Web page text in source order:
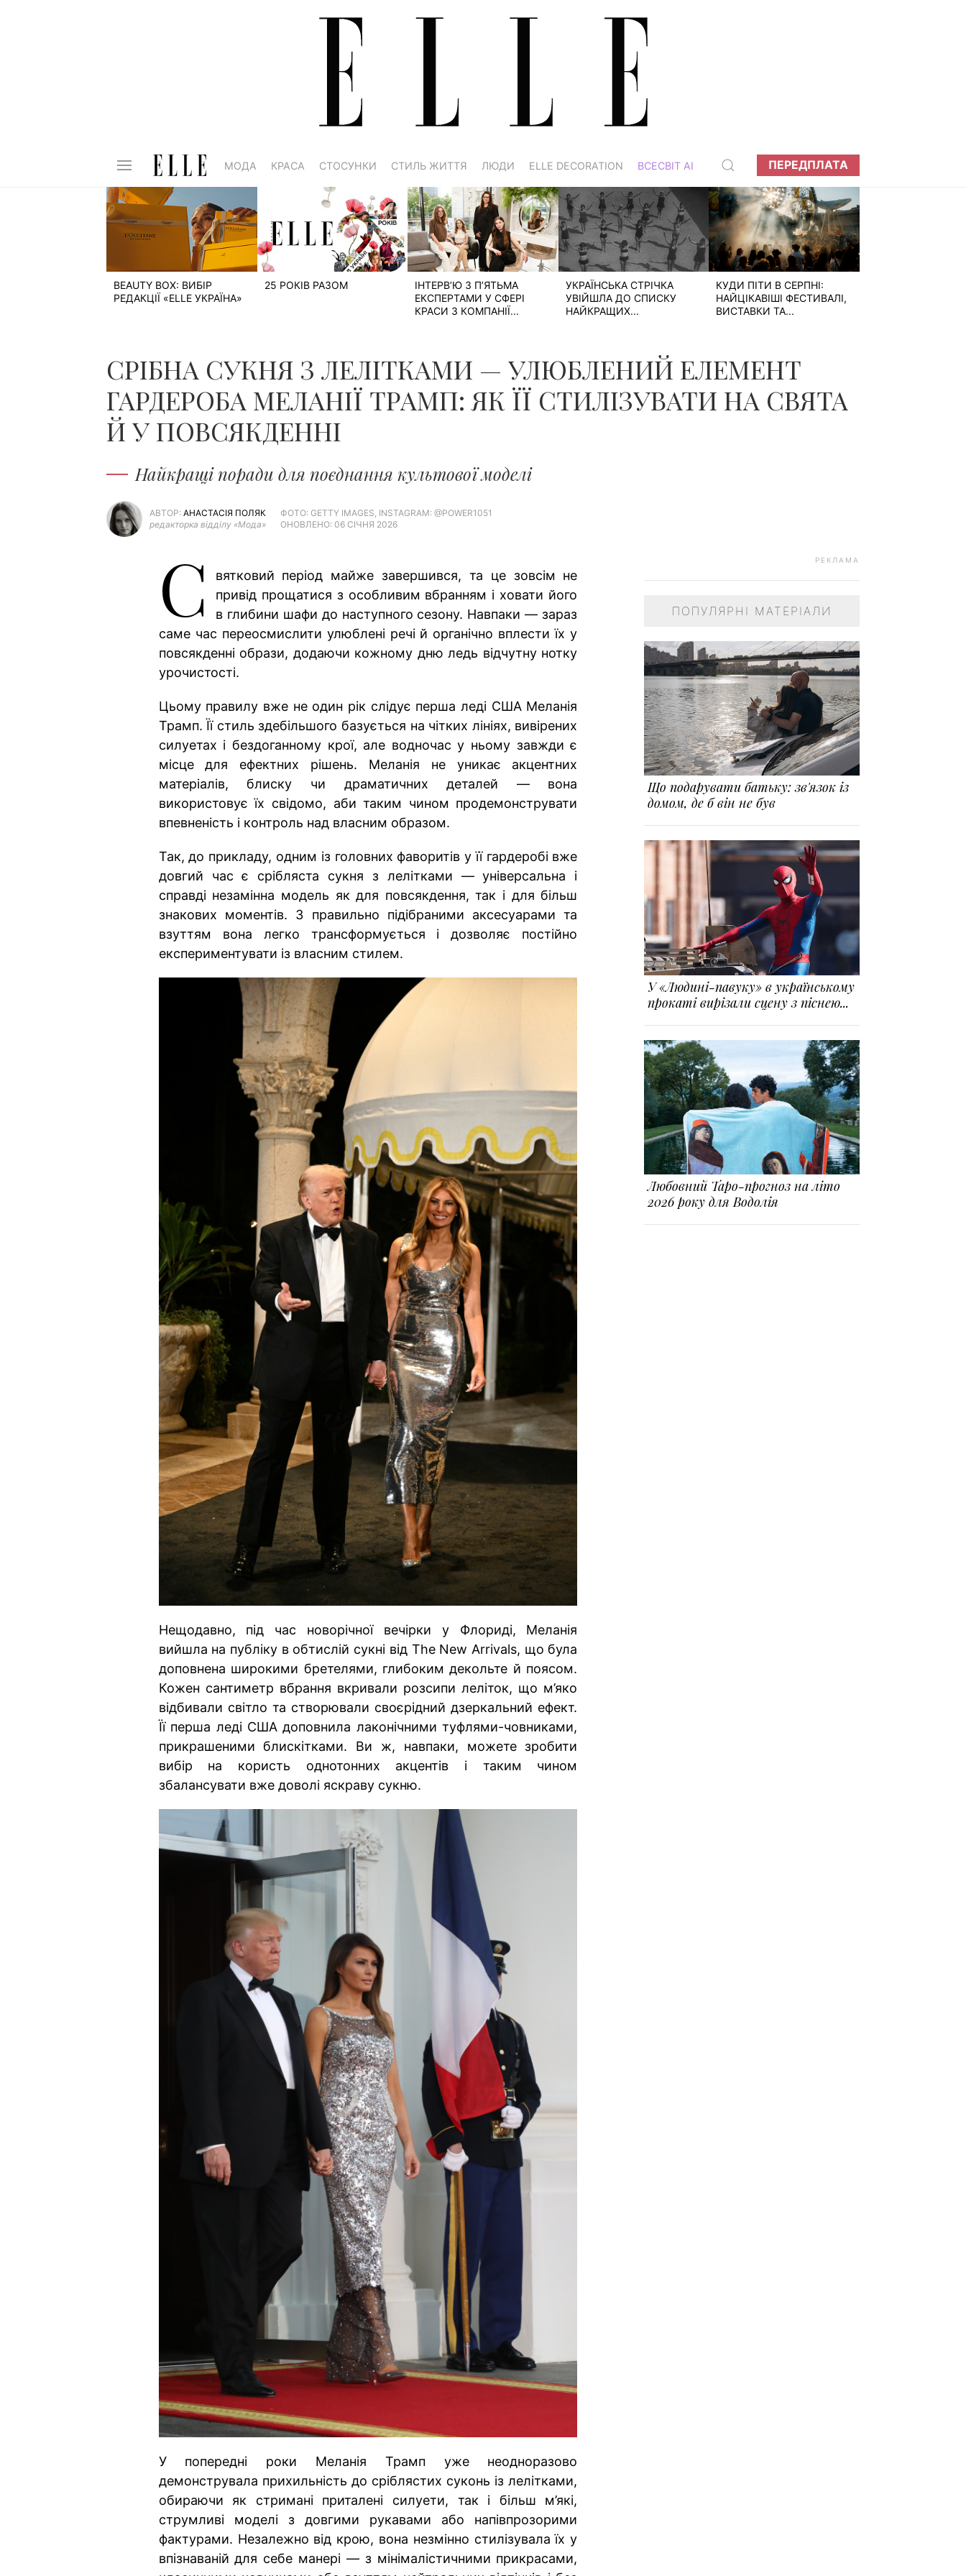
МОДА КРАСА СТОСУНКИ СТИЛЬ ЖИТТЯ ЛЮДИ ELLE DECORATION ВСЕСВІТ АІ ПЕРЕДПЛАТА
BEAUTY BOX: ВИБІР
РЕДАКЦІЇ «ELLE УКРАЇНА»
25 РОКІВ РАЗОМ
ІНТЕРВ’Ю З П’ЯТЬМА
ЕКСПЕРТАМИ У СФЕРІ
КРАСИ З КОМПАНІЇ...
УКРАЇНСЬКА СТРІЧКА
УВІЙШЛА ДО СПИСКУ
НАЙКРАЩИХ...
КУДИ ПІТИ В СЕРПНІ:
НАЙЦІКАВІШІ ФЕСТИВАЛІ,
ВИСТАВКИ ТА...
СРІБНА СУКНЯ З ЛЕЛІТКАМИ — УЛЮБЛЕНИЙ ЕЛЕМЕНТ
ГАРДЕРОБА МЕЛАНІЇ ТРАМП: ЯК ЇЇ СТИЛІЗУВАТИ НА СВЯТА
Й У ПОВСЯКДЕННІ
Найкращі поради для поєднання культової моделі
АВТОР: АНАСТАСІЯ ПОЛЯК
редакторка відділу «Мода»
ФОТО: GETTY IMAGES, INSTAGRAM: @POWER1051
ОНОВЛЕНО: 06 СІЧНЯ 2026
С
вятковий період майже завершився, та це зовсім не
привід прощатися з особливим вбранням і ховати його
в глибини шафи до наступного сезону. Навпаки — зараз
саме час переосмислити улюблені речі й органічно вплести їх у
повсякденні образи, додаючи кожному дню ледь відчутну нотку
урочистості.
Цьому правилу вже не один рік слідує перша леді США Меланія
Трамп. Її стиль здебільшого базується на чітких лініях, вивірених
силуетах і бездоганному крої, але водночас у ньому завжди є
місце для ефектних рішень. Меланія не уникає акцентних
матеріалів, блиску чи драматичних деталей — вона
використовує їх свідомо, аби таким чином продемонструвати
впевненість і контроль над власним образом.
Так, до прикладу, одним із головних фаворитів у її гардеробі вже
довгий час є срібляста сукня з лелітками — універсальна і
справді незамінна модель як для повсякдення, так і для більш
знакових моментів. З правильно підібраними аксесуарами та
взуттям вона легко трансформується і дозволяє постійно
експериментувати із власним стилем.
Нещодавно, під час новорічної вечірки у Флориді, Меланія
вийшла на публіку в обтислій сукні від The New Arrivals, що була
доповнена широкими бретелями, глибоким декольте й поясом.
Кожен сантиметр вбрання вкривали розсипи леліток, що м’яко
відбивали світло та створювали своєрідний дзеркальний ефект.
Її перша леді США доповнила лаконічними туфлями-човниками,
прикрашеними блискітками. Ви ж, навпаки, можете зробити
вибір на користь однотонних акцентів і таким чином
збалансувати вже доволі яскраву сукню.
У попередні роки Меланія Трамп уже неодноразово
демонструвала прихильність до сріблястих суконь із лелітками,
обираючи як стримані приталені силуети, так і більш м’які,
струмливі моделі з довгими рукавами або напівпрозорими
фактурами. Незалежно від крою, вона незмінно стилізувала їх у
впізнаваній для себе манері — з мінімалістичними прикрасами,
РЕКЛАМА
ПОПУЛЯРНІ МАТЕРІАЛИ
Що подарувати батьку: зв'язок із
домом, де б він не був
У «Людині-павуку» в українському
прокаті вирізали сцену з піснею...
Любовний Таро-прогноз на літо
2026 року для Водолія